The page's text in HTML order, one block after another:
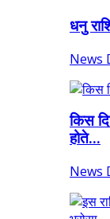
धनु
News
किस
होते...
News